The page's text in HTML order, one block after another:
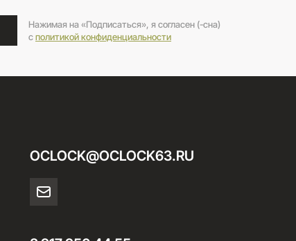
Нажимая на «Подписаться», я согласен (-сна)
cполитикой конфиденциальности
OCLOCK@OCLOCK63.RU